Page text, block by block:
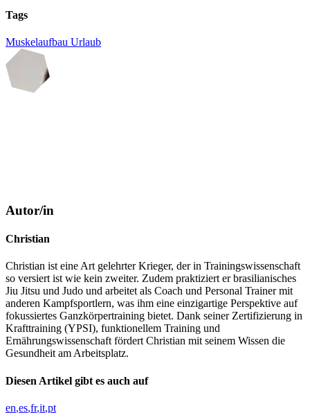
Tags
Muskelaufbau Urlaub
Autor/in
Christian
Christian ist eine Art gelehrter Krieger, der in Trainingswissenschaft
so versiert ist wie kein zweiter. Zudem praktiziert er brasilianisches
Jiu Jitsu und Judo und arbeitet als Coach und Personal Trainer mit
anderen Kampfsportlern, was ihm eine einzigartige Perspektive auf
fokussiertes Ganzkörpertraining bietet. Dank seiner Zertifizierung in
Krafttraining (YPSI), funktionellem Training und
Ernährungswissenschaft fördert Christian mit seinem Wissen die
Gesundheit am Arbeitsplatz.
Diesen Artikel gibt es auch auf
en es fr it pt